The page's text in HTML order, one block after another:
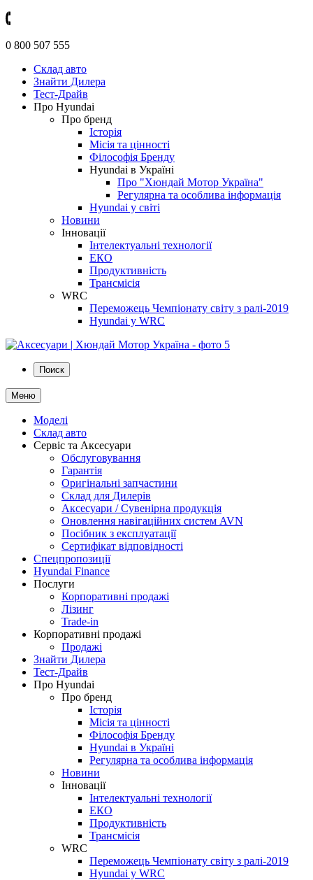
0 800 507 555
Склад авто
Знайти Дилера
Тест-Драйв
Про Hyundai
Про бренд
Історія
Місія та цінності
Філософія Бренду
Hyundai в Україні
Про "Хюндай Мотор Україна"
Регулярна та особлива інформація
Hyundai у світі
Новини
Інновації
Інтелектуальні технології
ЕКО
Продуктивність
Трансмісія
WRC
Переможець Чемпіонату світу з ралі-2019
Hyundai у WRC
Поиск
Меню
Моделі
Склад авто
Сервіс та Аксесуари
Обслуговування
Гарантія
Оригінальні запчастини
Склад для Дилерів
Аксесуари / Сувенірна продукція
Оновлення навігаційних систем AVN
Посібник з експлуатації
Сертифікат відповідності
Спецпропозиції
Hyundai Finance
Послуги
Корпоративні продажі
Лізинг
Trade-in
Корпоративні продажі
Продажі
Знайти Дилера
Тест-Драйв
Про Hyundai
Про бренд
Історія
Місія та цінності
Філософія Бренду
Hyundai в Україні
Регулярна та особлива інформація
Новини
Інновації
Інтелектуальні технології
ЕКО
Продуктивність
Трансмісія
WRC
Переможець Чемпіонату світу з ралі-2019
Hyundai у WRC